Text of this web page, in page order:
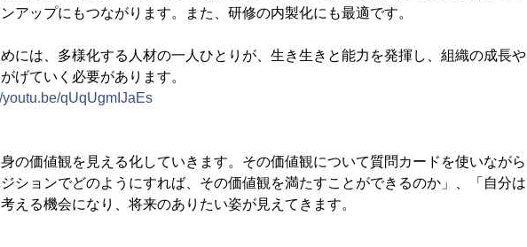
アップにもつながります。また、研修の内製化にも最適です。
には、多様化する人材の一人ひとりが、生き生きと能力を発揮し、組織の成長や
げていく必要があります。
youtu.be/qUqUgmIJaEs
の価値観を見える化していきます。その価値観について質問カードを使いながら
ションでどのようにすれば、その価値観を満たすことができるのか」、「自分は
える機会になり、将来のありたい姿が見えてきます。